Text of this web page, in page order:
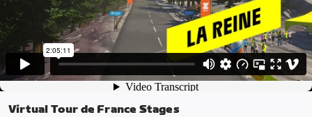
Virtual Tour de France Stages